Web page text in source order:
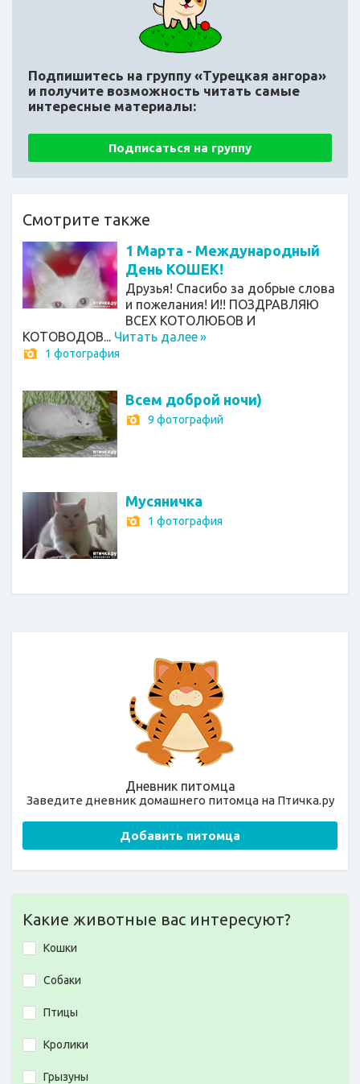
Подпишитесь на группу «Турецкая ангора»
и получите возможность читать самые
интересные материалы:
Подписаться на группу
Смотрите также
1 Марта - Международный
День КОШЕК!
Друзья! Спасибо за добрые слова
и пожелания! И!! ПОЗДРАВЛЯЮ
ВСЕХ КОТОЛЮБОВ И
КОТОВОДОВ... Читать далее»
1 фотография
Всем доброй ночи)
9 фотографий
Мусяничка
1 фотография
Дневник питомца
Заведите дневник домашнего питомца на Птичка.ру
Добавить питомца
Какие животные вас интересуют?
Кошки
Собаки
Птицы
Кролики
Грызуны